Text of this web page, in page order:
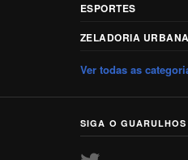
ESPORTES
ZELADORIA URBANA
Ver todas as
SIGA O